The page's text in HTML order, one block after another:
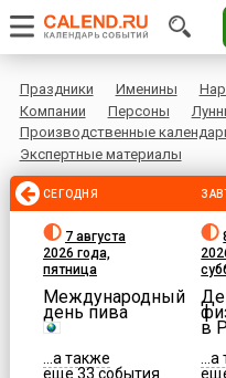
Праздники Именины
Компании
Персоны
Производственные
Экспертные материалы
СЕГОДНЯ
7 августа
2026 года,
пятница
Международный
день пива
...а также
еще 33 события
в